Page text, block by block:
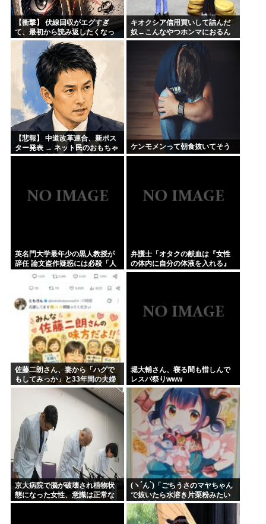
【衝撃】 伏線回収がエグすぎ
て、最初から読み返したくなっ
た漫画ある？
キオクシア信用買いして詰んだ
奴←こんなやつホンマにおるん
か？
【悲報】 中道改革連合、新ポス
ター発表 → ネット民のおもちゃ
にされて大喜利会場化してしま
ケンモメンって朝食抜いてそう
英名門大学最年少の黒人教授が
辞任 論文盗作疑惑には必殺「人
種差別ガー」で反撃
弁護士「オタクの献血は『女性
の体内に自分の体液を入れる』
のが目的。場合によっては不同
佐藤二朗さん、妻から「ハグで
もしてみっか」と33年間の夫婦
生活で初めて言われる
堀大輔さん、寝る間も惜しんで
レスバ祭りwww
京大病院で脳が破壊され植物状
態になった女性、意識は正常な
ことが確認されおわる
(ヽ´ん`)「ごちうさのマヤちゃん
で抜いたら水溶き片栗粉みたい
な精液出てきて我ながらビビっ
た」